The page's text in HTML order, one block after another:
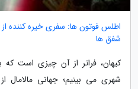
اطلس فوتون ها: سفری خیره کننده
شفق ها
کیهان، فراتر از آن چیزی است
شهری می بینیم؛ جهانی مالامال